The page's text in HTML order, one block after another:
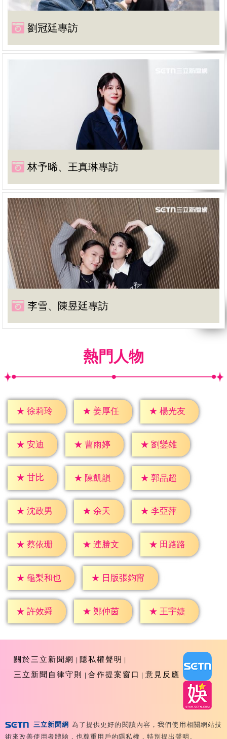
劉冠廷專訪
林予晞、王真琳專訪
李雪、陳昱廷專訪
熱門人物
★ 徐莉玲 ★ 姜厚任 ★ 楊光友
★ 安迪 ★ 曹雨婷 ★ 劉鑾雄
★ 甘比 ★ 陳凱韻 ★ 郭品超
★ 沈政男 ★ 余天 ★ 李亞萍
★ 蔡依珊 ★ 連勝文 ★ 田路路
★ 龜梨和也 ★ 日版張鈞甯
★ 許效舜 ★ 鄭仲茵 ★ 王宇婕
關於三立新聞網
隱私權聲明
三立新聞自律守則
合作提案窗口 意見反應
Copyright ©2026 Sanlih E-Television All Rights
三立新聞網 為了提供更好的閱讀內容，我們使用相關網站技
術來改善使用者體驗，也尊重用戶的隱私權，特別提出聲明。